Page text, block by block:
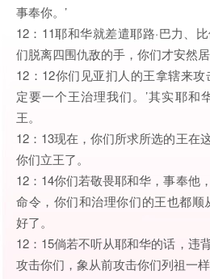
事奉你。’
12：11耶和华就差遣耶路·巴力、
们脱离四围仇敌的手，你们才安然居
12：12你们见亚扪人的王拿辖来攻
定要一个王治理我们。’其实耶
王。
12：13现在，你们所求所选的王在
你们立王了。
12：14你们若敬畏耶和华，事奉他
命令，你们和治理你们的王也都
好了。
12：15倘若不听从耶和华的话，违
攻击你们，象从前攻击你们列祖一样